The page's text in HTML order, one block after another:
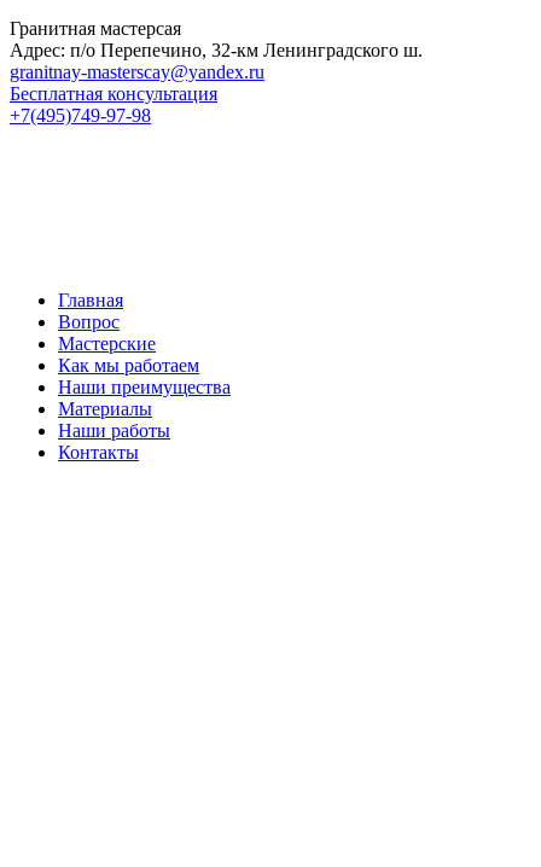
Гранитная мастерсая
Адрес: п/о Перепечино, 32-км Ленинградского ш.
granitnay-masterscay@yandex.ru
Бесплатная консультация
+7(495)749-97-98
Главная
Вопрос
Мастерские
Как мы работаем
Наши преимущества
Материалы
Наши работы
Контакты